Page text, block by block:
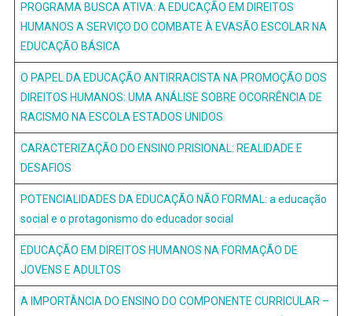
PROGRAMA BUSCA ATIVA: A EDUCAÇÃO EM DIREITOS
HUMANOS A SERVIÇO DO COMBATE À EVASÃO ESCOLAR NA
EDUCAÇÃO BÁSICA
O PAPEL DA EDUCAÇÃO ANTIRRACISTA NA PROMOÇÃO DOS
DIREITOS HUMANOS: UMA ANÁLISE SOBRE OCORRÊNCIA DE
RACISMO NA ESCOLA ESTADOS UNIDOS
CARACTERIZAÇÃO DO ENSINO PRISIONAL: REALIDADE E
DESAFIOS
POTENCIALIDADES DA EDUCAÇÃO NÃO FORMAL: a educação
social e o protagonismo do educador social
EDUCAÇÃO EM DIREITOS HUMANOS NA FORMAÇÃO DE
JOVENS E ADULTOS
A IMPORTÂNCIA DO ENSINO DO COMPONENTE CURRICULAR –